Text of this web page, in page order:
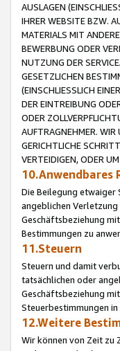
AUSLAGEN
IHRER WEBSITE BZW.
MATERIALS MIT
BEWERBUNG ODER
NUTZUNG DER
GESETZLICHEN
(EINSCHLIESSLICH
DER EINTREIBUNG
ODER
AUFTRAGNEHMER.
GERICHTLICHE
VERTEIDIGEN, ODER
10.Anwendbares
Die Beilegung etwaiger
angeblichen
Geschäftsbeziehung
Bestimmungen zu
11.Steuern
Steuern und damit
tatsächlichen oder
Geschäftsbeziehung
Steuerbestimmungen in
12.Weitere
Wir können von Zeit zu